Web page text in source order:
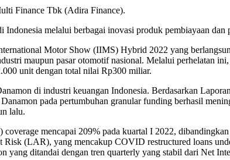
Finance Tbk (Adira Finance).
melalui berbagai inovasi produk pembiayaan dan
Motor Show (IIMS) Hybrid 2022 yang
maupun pasar otomotif nasional. Melalui perhelatan
unit dengan total nilai Rp300 miliar.
di industri keuangan Indonesia. Berdasarkan
pada pertumbuhan granular funding berhasil
lalu.
mencapai 209% pada kuartal I 2022,
(LAR), yang mencakup COVID restructured loans
ditandai dengan tren quarterly yang stabil dari Net